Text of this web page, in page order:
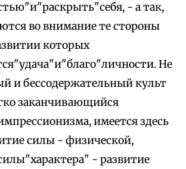
- а так,
во внимание те стороны
которых
Не
и бессодержательный культ
заканчивающийся
имеется здесь
силы - физической,
- развитие